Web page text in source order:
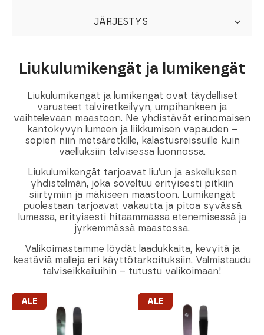
JÄRJESTYS
Liukulumikengät ja lumikengät
Liukulumikengät ja lumikengät ovat täydelliset
varusteet talviretkeilyyn, umpihankeen ja
vaihtelevaan maastoon. Ne yhdistävät erinomaisen
kantokyvyn lumeen ja liikkumisen vapauden –
sopien niin metsäretkille, kalastusreissuille kuin
vaelluksiin talvisessa luonnossa.
Liukulumikengät tarjoavat liu’un ja askelluksen
yhdistelmän, joka soveltuu erityisesti pitkiin
siirtymiin ja mäkiseen maastoon. Lumikengät
puolestaan tarjoavat vakautta ja pitoa syvässä
lumessa, erityisesti hitaammassa etenemisessä ja
jyrkemmässä maastossa.
Valikoimastamme löydät laadukkaita, kevyitä ja
kestäviä malleja eri käyttötarkoituksiin. Valmistaudu
talviseikkailuihin – tutustu valikoimaan!
ALE ALE